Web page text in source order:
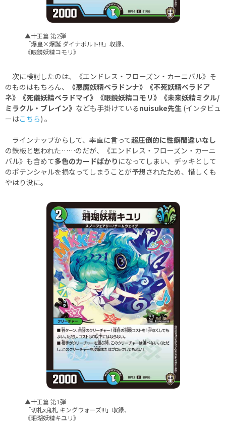
▲十王篇 第2弾
「爆皇×爆誕 ダイナボルト!!!」収録、
《眼鏡妖精コモリ》
次に検討したのは、《エンドレス・フローズン・カーニバル》そ
のものはもちろん、
《悪魔妖精ベラドンナ》《不死妖精ベラドア
ネ》《死儀妖精ベラドマイ》《眼鏡妖精コモリ》《未来妖精ミクル/
ミラクル・ブレイン》 なども手掛けているnuisuke先生 (インタビュ
ーはこちら) 。
ラインナップからして、率直に言って超圧倒的に性癖間違いなし
の鉄板と思われた……のだが、《エンドレス・フローズン・カーニ
バル》も含めて多色のカードばかり になってしまい、デッキとして
のポテンシャルを損なってしまうことが予想されたため、惜しくも
やはり没に。
▲十王篇 第1弾
「切札x鬼札 キングウォーズ!!!」収録、
《珊瑚妖精キユリ》